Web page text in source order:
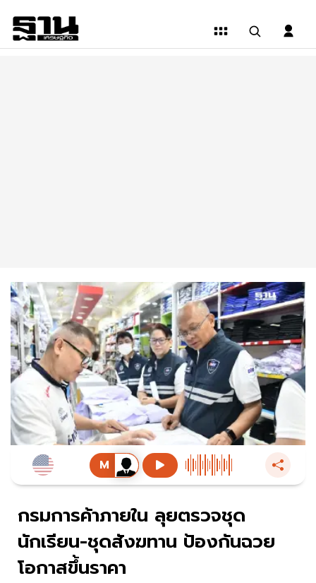
กรมการค้าภายใน ลุยตรวจชุด
นักเรียน-ชุดสังฆทาน ป้องกันฉวย
โอกาสขึ้นราคา